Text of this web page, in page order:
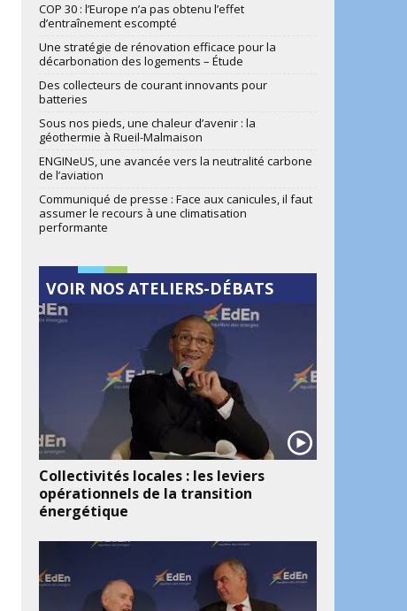
COP 30 : l’Europe n’a pas obtenu l’effet
d’entraînement escompté
Une stratégie de rénovation efficace pour la
décarbonation des logements – Étude
Des collecteurs de courant innovants pour
batteries
Sous nos pieds, une chaleur d’avenir : la
géothermie à Rueil-Malmaison
ENGINeUS, une avancée vers la neutralité carbone
de l’aviation
Communiqué de presse : Face aux canicules, il faut
assumer le recours à une climatisation
performante
VOIR NOS ATELIERS-DÉBATS
Collectivités locales : les leviers
opérationnels de la transition
énergétique